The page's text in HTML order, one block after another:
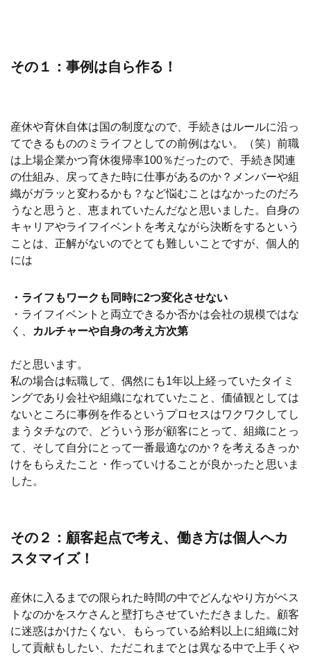
その１：事例は自ら作る！
産休や育休自体は国の制度なので、手続きはルールに沿っ
てできるもののミライフとしての前例はない。（笑）前職
は上場企業かつ育休復帰率100％だったので、手続き関連
の仕組み、戻ってきた時に仕事があるのか？メンバーや組
織がガラッと変わるかも？など悩むことはなかったのだろ
うなと思うと、恵まれていたんだなと思いました。
自身の
キャリアやライフイベントを考えながら決断をするという
ことは、正解がないのでとても難しいことですが、 個人的
には
・ライフもワークも同時に2つ変化させない
・ライフイベントと両立できるか否かは会社の規模ではな
く、
カルチャーや自身の考え方次第
だと思います。
私の場合は転職して、偶然にも1年以上経っていたタイミ
ングであり会社や組織になれていたこと、価値観としては
ないところに事例を作るというプロセスはワクワクしてし
まうタチなので、どういう形が顧客にとって、組織にとっ
て、そして自分にとって一番最適なのか？を考えるきっか
けをもらえたこと・作っていけることが良かったと思いま
した。
その２：顧客起点で考え、働き方は個人へカ
スタマイズ！
産休に入るまでの限られた時間の中でどんなやり方がベス
トなのかをスケさんと壁打ちさせていただきました。顧客
に迷惑はかけたくない、もらっている給料以上に組織に対
して貢献もしたい、ただこれまでとは異なる中で上手くや